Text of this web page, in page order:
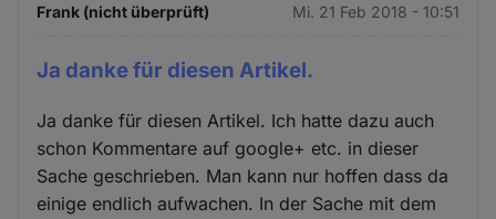
Frank (nicht überprüft) Mi. 21 Feb 2018 - 10:51
Ja danke für diesen Artikel.
Ja danke für diesen Artikel. Ich hatte dazu auch
schon Kommentare auf google+ etc. in dieser
Sache geschrieben. Man kann nur hoffen dass da
einige endlich aufwachen. In der Sache mit dem